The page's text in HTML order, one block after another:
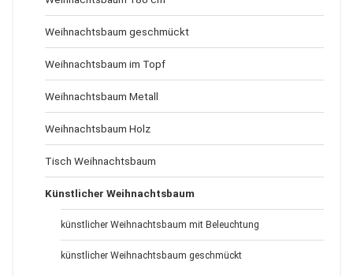
Weihnachtsbaum geschmückt
Weihnachtsbaum im Topf
Weihnachtsbaum Metall
Weihnachtsbaum Holz
Tisch Weihnachtsbaum
Künstlicher Weihnachtsbaum
künstlicher Weihnachtsbaum mit Beleuchtung
künstlicher Weihnachtsbaum geschmückt